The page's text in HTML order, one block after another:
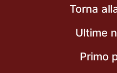
Torna
Ultime
Primo